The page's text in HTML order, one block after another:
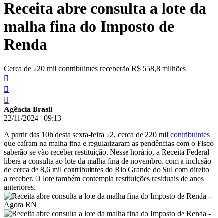
conteúdo
Receita abre consulta a lote da
malha fina do Imposto de
Renda
Cerca de 220 mil contribuintes receberão R$ 558,8 milhões
Agência Brasil
22/11/2024 | 09:13
A partir das 10h desta sexta-feira 22, cerca de 220 mil contribuintes
que caíram na malha fina e regularizaram as pendências com o Fisco
saberão se vão receber restituição. Nesse horário, a Receita Federal
libera a consulta ao lote da malha fina de novembro, com a inclusão
de cerca de 8,6 mil contribuintes do Rio Grande do Sul com direito
a receber. O lote também contempla restituições residuais de anos
anteriores.